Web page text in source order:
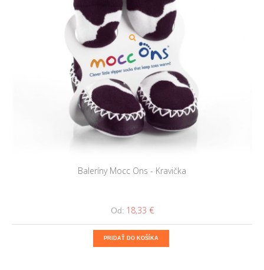
Baleríny Mocc Ons - Kravička
Od: 18,33 €
PRIDAŤ DO KOŠÍKA